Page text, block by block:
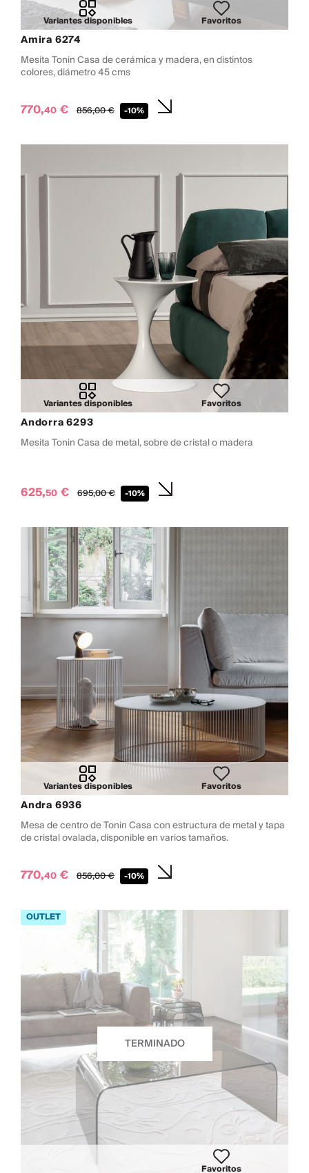
Variantes disponibles Favoritos
Amira 6274
Mesita Tonin Casa de cerámica y madera, en distintos
colores, diámetro 45 cms
770,40 € 856,00€ -10%
Variantes disponibles Favoritos
Andorra 6293
Mesita Tonin Casa de metal, sobre de cristal o madera
625,50 € 695,00€ -10%
Variantes disponibles Favoritos
Andra 6936
Mesa de centro de Tonin Casa con estructura de metal y tapa
de cristal ovalada, disponible en varios tamaños.
770,40 € 856,00€ -10%
TERMINADO
Favoritos